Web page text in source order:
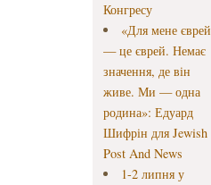
Конгресу
«Для мене єврей
— це єврей. Немає
значення, де він
живе. Ми — одна
родина»: Едуард
Шифрін для Jewish
Post And News
1-2 липня у